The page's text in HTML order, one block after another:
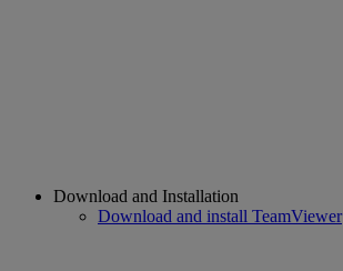
Download and Installation
Download and install TeamViewer